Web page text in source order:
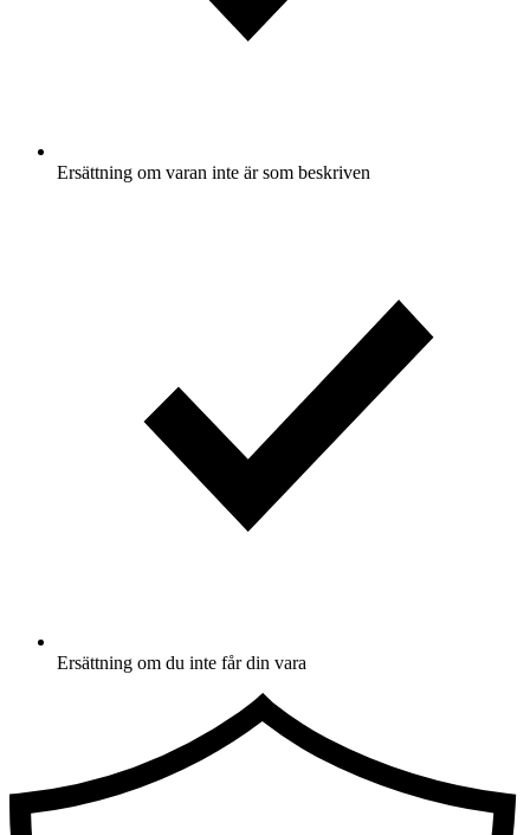
Ersättning om varan inte är som beskriven
Ersättning om du inte får din vara